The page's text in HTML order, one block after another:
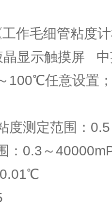
作毛细管粘度
晶显示触摸屏
100℃任意设置
度测定范围：
：0.3～
0.01℃